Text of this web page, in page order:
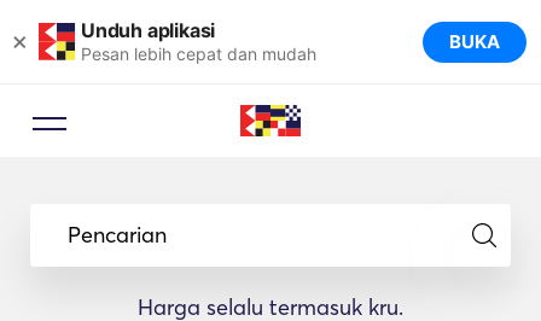
× Unduh aplikasi
Pesan lebih cepat dan mudah BUKA
Pencarian
Harga selalu termasuk kru.